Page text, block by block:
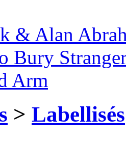
& Alan
Bury
Arm
> Labellisés